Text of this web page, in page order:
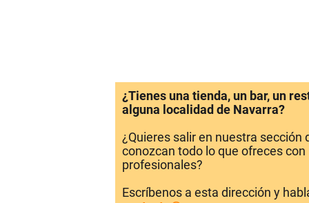
¿Tienes una tienda, un bar, un
alguna localidad de Navarra?
¿Quieres salir en nuestra sección
conozcan todo lo que ofreces
profesionales?
Escríbenos a esta dirección y